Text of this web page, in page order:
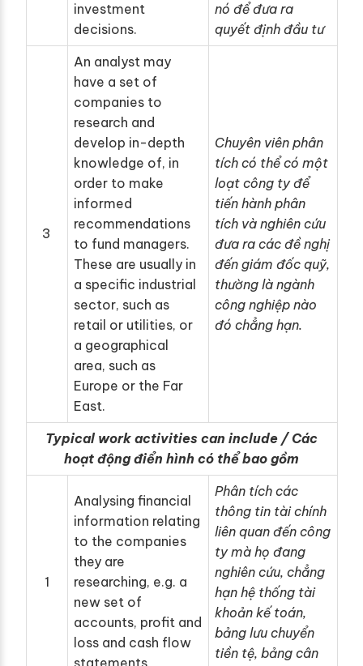
investment
decisions.
nó để đưa ra
quyết định đầu tư
3
An analyst may
have a set of
companies to
research and
develop in-depth
knowledge of, in
order to make
informed
recommendations
to fund managers.
These are usually in
a specific industrial
sector, such as
retail or utilities, or
a geographical
area, such as
Europe or the Far
East.
Chuyên viên phân
tích có thể có một
loạt công ty để
tiến hành phân
tích và nghiên cứu
đưa ra các đề nghị
đến giám đốc quỹ,
thường là ngành
công nghiệp nào
đó chẳng hạn.
Typical work activities can include / Các
hoạt động điển hình có thể bao gồm
1
Analysing financial
information relating
to the companies
they are
researching, e.g. a
new set of
accounts, profit and
loss and cash flow
statements
Phân tích các
thông tin tài chính
liên quan đến công
ty mà họ đang
nghiên cứu, chẳng
hạn hệ thống tài
khoản kế toán,
bảng lưu chuyển
tiền tệ, bảng cân